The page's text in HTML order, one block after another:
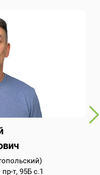
т, 95Б с.1